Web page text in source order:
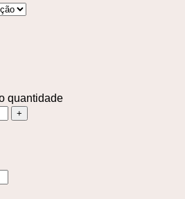
quantidade